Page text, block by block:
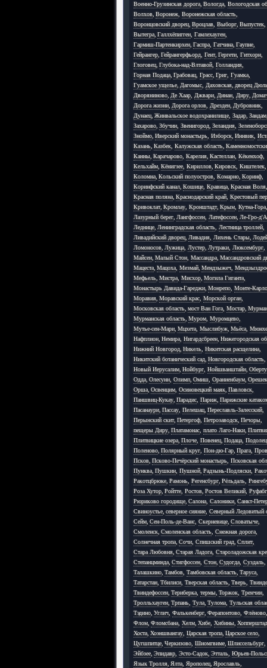
Военно-Грузинская дорога, Вологда Вологодская
Волхов, Воронеж Воронежская область,
Воронцовский дворец, Вроцлав, Выборг, Выпустек
Вытегра, Галлхёпигген Гамлехауген,
Гармиш-Партенкирхен, Гаспра Гатчина, Гаупне,
Гейрангер, Гейрангерфьорд, Гент, Гергети Гитхорн,
Глоговец, Глубока-над-Влтавой, Голландия,
Горная Подаца, Грабовац Грасс, Григ Гуамка,
Гуамское ущелье, Дагомыс Даховская, дворец
Дворяниново, Де Хаар Джвари, Динан Диру,
Дорога жизни, Дорога орлов, Дрезден, Дубровник
Дунаец, Жинвальское водохранилище, Задар, Зандам
Захарово, Збучин Звенигород, Зеландия,
Зноймо, Иверский монастырь Изборск, Иннвик
Казань, Казбек Калужская область,
Канны, Карачарово Карелия, Кастеллан Кёкенхоф,
Кельхайм, Кёнигзее, Кириллов, Кировск Киштелек,
Коломна, Кольский полуостров, Комарно, Коринф,
Коринфский канал, Кошице, Кравица, Красная Воля
Красная поляна, Краснодарский край, Крестовый
Кривоклат, Кромлау Кронштадт, Крым Кутна-Гора,
Лазурный берег, Лангфоссен Латефоссен, Ле-Гро-
Леднице, Ленинградская область Лестница троллей,
Ливадийский дворец, Ливадия, Лихень Стары,
Ломоносов, Лужица Лустер, Лутраки Люксембург,
Майсен, Малый Стон Массандра, Массандровский
Мацеста, Мацоха Мезмай, Мендзыжеч,
Мефьель, Мистра Мисхор, Могила Гиганта
Монастырь Давида-Гареджи, Монрепо Монте-Карло
Моравия, Моравский крас Морской орган,
Московская область, мост Ван Гога Мостар,
Мурманская область, Муром Муромцево,
Мутье-сен-Мари, Мцхета Мыслибуж, Мьёса
Нафплион, Немира Нигардсбреен, Нижегородская
Нижний Новгород, Никель Никитская расщелина,
Никитский ботанический сад, Новгородская область
Новый Иерусалим, Нойбург Нойшванштайн,
Одда, Олесунн Олимп, Омиш, Ораниенбаум,
Орша, Освенцим Осиновецкий маяк, Павловск
Паншвиц-Кукау, Парадис Париж, Парижские
Пасанаури, Пассау Пелешац, Переславль-Залесский,
Перынский скит, Петергоф, Петрозаводск, Печоры,
пещеры Диру, Платамонас плато Лаго-Наки,
Плитвицкие озера, Плоче, Повенец, Подаца Подолец
Поленово, Полярный круг Пон-дю-Гар, Прага
Псков, Псково-Печёрский монастырь Псковская
Пунква, Пушкин Пушной, Радзынь-Подляски
Ракотцбрюке, Рамонь Регенсбург, Рёльдаль
Роза Хутор, Ройтте, Ростов, Ростов Великий,
Рюриково городище, Салона Салоники, Санкт-
Свиноустье, северное сияние, Северный Ледовитый
Сейм, Сен-Поль-де-Ванс Скерневице, Словатыче,
Смоленск, Смоленская область Снежная дорога,
Солнечная тропа, Сочи Спишский град, Сплит,
Стара Любовня, Старая Ладога Староладожская
Степанцминда, Стигфоссен Стон, Судогда Суздаль,
Талашкино, Тамбов, Тамбовская область, Таруса
Татарстан, Тбилиси Тверская область, Тверь Твинде
Твиндефоссен, Териберка термы, Торжок Тренчин,
Тролльхауген, Трпань Тула, Тулома Тульская
Тэдино, Углич, Фалькенберг, Ферапонтово Флёново,
Флом, Фломсбана Хелм, Хибе, Хибины,
Хоста, Хоэншвангау Царская тропа, Царское село
Цугшпитце, Черкизово Шиомгвиме, Шлиссельбург
Эйбзее, Эпидавр Эсто-Садок, Этталь Юрьев-
Язык Тролля, Ялта Ярополец, Ярославль